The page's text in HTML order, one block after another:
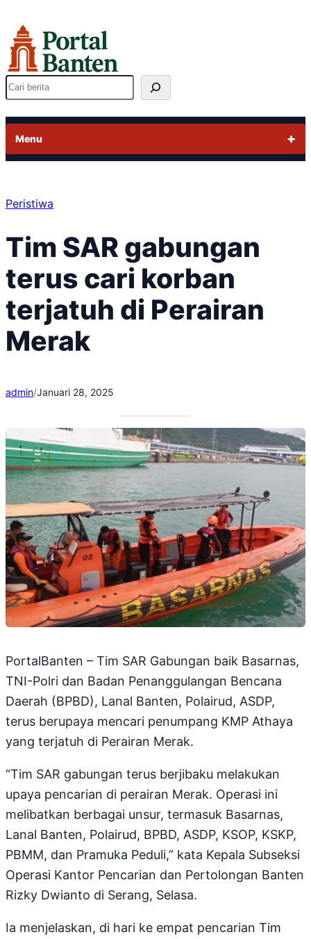
ke
konten
Cari
Menu
Peristiwa
Tim SAR gabungan
terus cari korban
terjatuh di Perairan
Merak
admin/Januari 28, 2025
PortalBanten – Tim SAR Gabungan baik Basarnas,
TNI-Polri dan Badan Penanggulangan Bencana
Daerah (BPBD), Lanal Banten, Polairud, ASDP,
terus berupaya mencari penumpang KMP Athaya
yang terjatuh di Perairan Merak.
“Tim SAR gabungan terus berjibaku melakukan
upaya pencarian di perairan Merak. Operasi ini
melibatkan berbagai unsur, termasuk Basarnas,
Lanal Banten, Polairud, BPBD, ASDP, KSOP, KSKP,
PBMM, dan Pramuka Peduli,” kata Kepala Subseksi
Operasi Kantor Pencarian dan Pertolongan Banten
Rizky Dwianto di Serang, Selasa.
Ia menjelaskan, di hari ke empat pencarian Tim